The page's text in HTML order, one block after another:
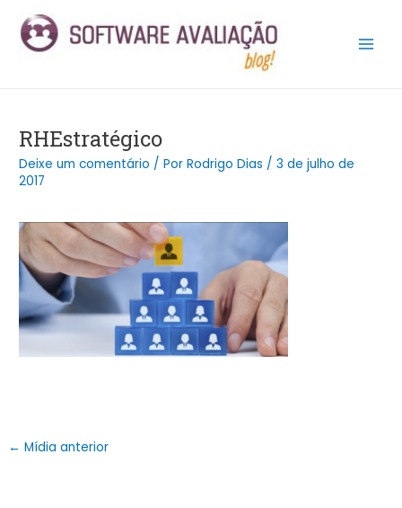
para
RHEstratégico
Deixe um comentário / PorRodrigo Dias /3 de julho de
2017
navigation
← Mídia anterior